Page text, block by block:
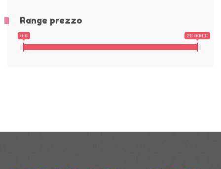
Range prezzo
0 € 20 000 €